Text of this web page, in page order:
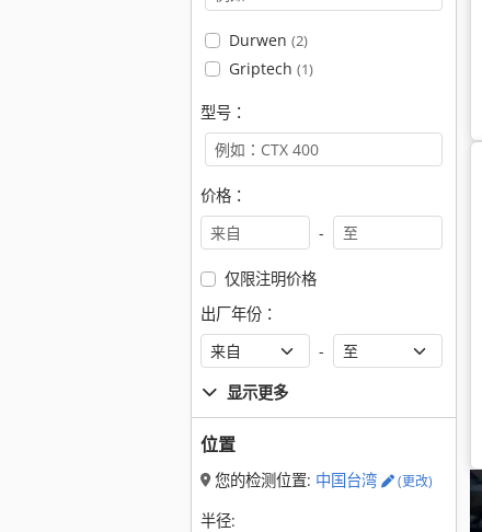
Durwen (2)
Griptech (1)
型号：
价格：
-
仅限注明价格
出厂年份：
-
显示更多
位置
您的检测位置: 中国台湾 (更改)
半径: